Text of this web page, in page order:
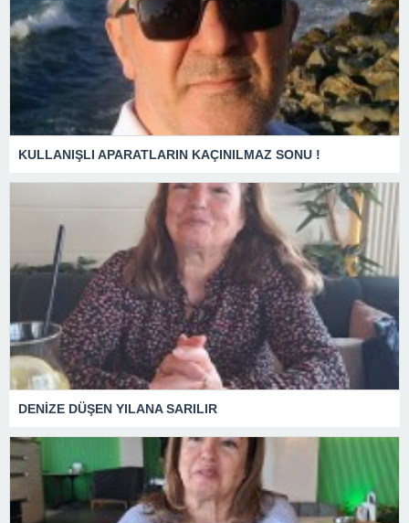
KULLANIŞLI APARATLARIN KAÇINILMAZ SONU !
DENİZE DÜŞEN YILANA SARILIR